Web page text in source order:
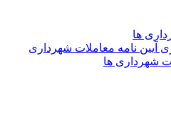
ها
آیین نامه معاملات شهرداری
شهرداری ها